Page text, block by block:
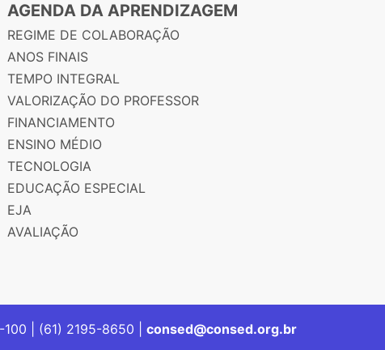
AGENDA DA APRENDIZAGEM
REGIME DE COLABORAÇÃO
ANOS FINAIS
TEMPO INTEGRAL
VALORIZAÇÃO DO PROFESSOR
FINANCIAMENTO
ENSINO MÉDIO
TECNOLOGIA
EDUCAÇÃO ESPECIAL
EJA
AVALIAÇÃO
| (61) 2195-8650 | consed@consed.org.br